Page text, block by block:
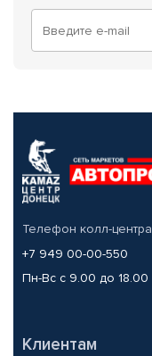
Телефон колл-центра
+7 949 00-00-550
Пн-Вс с 9.00 до 18.00
Клиентам